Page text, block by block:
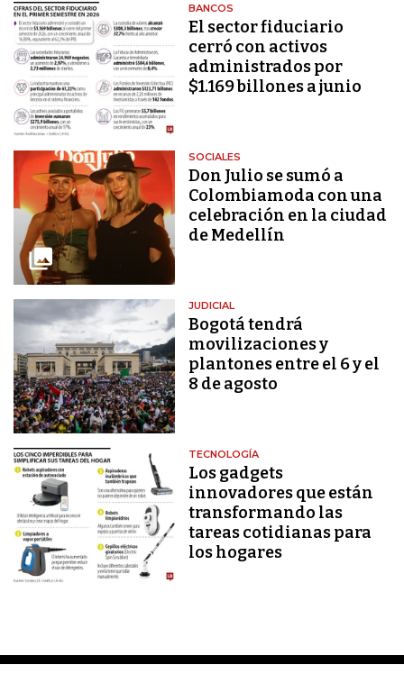
BANCOS
El sector fiduciario
cerró con activos
administrados por
$1.169 billones a junio
SOCIALES
Don Julio se sumó a
Colombiamoda con una
celebración en la ciudad
de Medellín
JUDICIAL
Bogotá tendrá
movilizaciones y
plantones entre el 6 y el
8 de agosto
TECNOLOGÍA
Los gadgets
innovadores que están
transformando las
tareas cotidianas para
los hogares